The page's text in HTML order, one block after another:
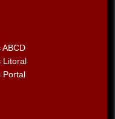
ABCD
Litoral
Portal